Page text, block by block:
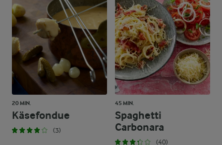
20 MIN.
Käsefondue
(3)
45 MIN.
Spaghetti
Carbonara
(40)